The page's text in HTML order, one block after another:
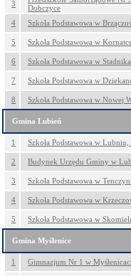
3
Dobczyce
4 Szkoła Podstawowa w
5 Szkoła Podstawowa w
6 Szkoła Podstawowa w
7 Szkoła Podstawowa w
8 Szkoła Podstawowa w Nowej
Gmina Lubień
1 Szkoła Podstawowa w
2 Budynek Urzędu Gminy w
3 Szkoła Podstawowa w
4 Szkoła Podstawowa w
5 Szkoła Podstawowa w
Gmina Myślenice
1 Gimnazjum Nr 1 w